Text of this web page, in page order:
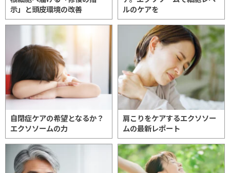
示」と頭皮環境の改善
ルのケアを
自閉症ケアの希望となるか？
エクソソームの力
肩こりをケアするエクソソー
ムの最新レポート